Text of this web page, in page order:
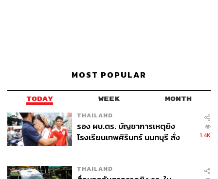
MOST POPULAR
TODAY WEEK MONTH
THAILAND
รอง ผบ.ตร. บัญชาการเหตุยิง
โรงเรียนเทพศิรินทร์ นนทบุรี สั่ง
1.4K
THAILAND